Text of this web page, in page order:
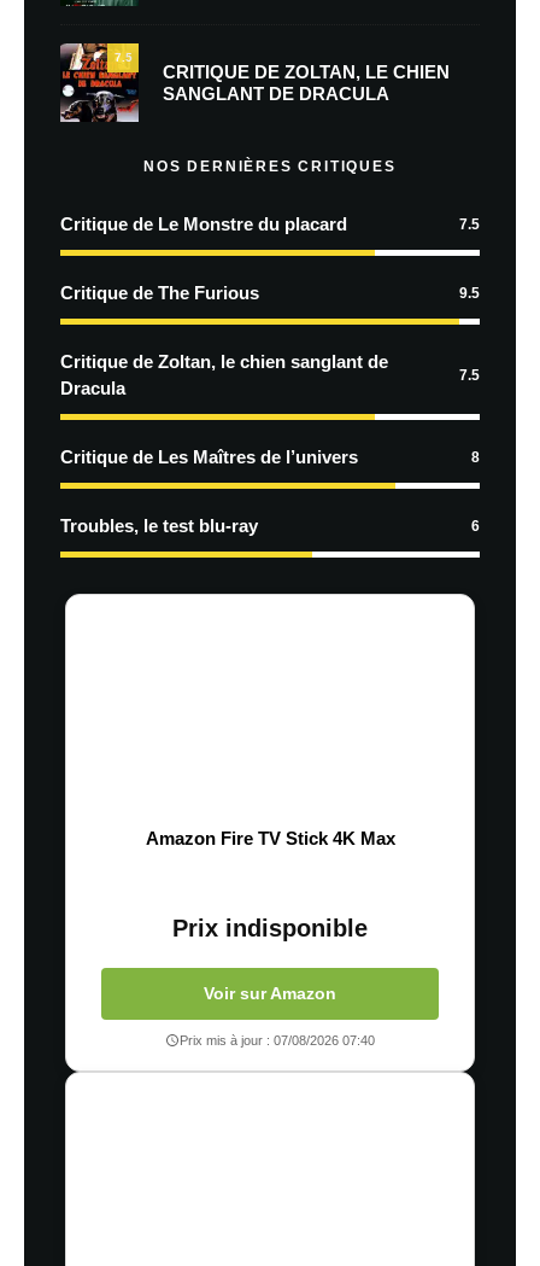
7.5
CRITIQUE DE ZOLTAN, LE CHIEN
SANGLANT DE DRACULA
NOS DERNIÈRES CRITIQUES
Critique de Le Monstre du placard 7.5
Critique de The Furious 9.5
Critique de Zoltan, le chien sanglant de
Dracula
7.5
Critique de Les Maîtres de l’univers 8
Troubles, le test blu-ray 6
Amazon Fire TV Stick 4K Max
Prix indisponible
Voir sur Amazon
Prix mis à jour : 07/08/2026 07:40